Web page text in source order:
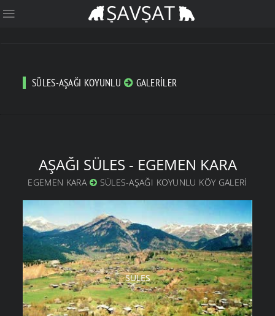
SÜLES-AŞAĞI KOYUNLU GALERILER
AŞAĞI SÜLES - EGEMEN KARA
EGEMEN KARA SÜLES-AŞAĞI KOYUNLU KÖY GALERI
SÜLES